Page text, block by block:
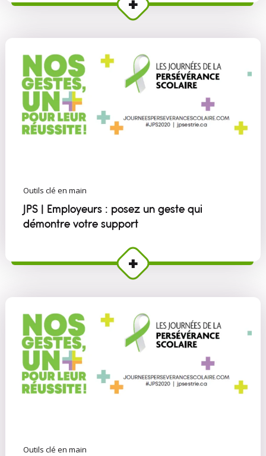
Outils clé en main
JPS | Employeurs : posez un geste qui
démontre votre support
Outils clé en main